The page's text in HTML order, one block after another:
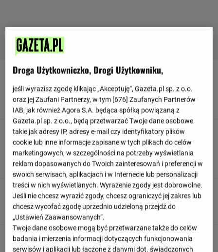
90+ 9'
Dobra próbę wykonuje Archie Gray. Skierował piłkę na
bramkę, ale bramkarz broni.
90+ 9'
Xavi Simons stwarza okazję do zdobycia bramki dla
swojego kolegi z drużyny.
90+ 8'
Joao Palhinha zmniejsza presję wybijając piłkę.
90+ 8'
Droga Użytkowniczko, Drogi Użytkowniku,
jeśli wyrazisz zgodę klikając „Akceptuję”, Gazeta.pl sp. z o.o.
oraz jej Zaufani Partnerzy, w tym [676] Zaufanych Partnerów
IAB, jak również Agora S.A. będąca spółką powiązaną z
Gazeta.pl sp. z o.o., będą przetwarzać Twoje dane osobowe
takie jak adresy IP, adresy e-mail czy identyfikatory plików
cookie lub inne informacje zapisane w tych plikach do celów
marketingowych, w szczególności na potrzeby wyświetlania
reklam dopasowanych do Twoich zainteresowań i preferencji w
swoich serwisach, aplikacjach i w Internecie lub personalizacji
treści w nich wyświetlanych. Wyrażenie zgody jest dobrowolne.
Jeśli nie chcesz wyrazić zgody, chcesz ograniczyć jej zakres lub
chcesz wycofać zgodę uprzednio udzieloną przejdź do
„Ustawień Zaawansowanych”.
Twoje dane osobowe mogą być przetwarzane także do celów
badania i mierzenia informacji dotyczących funkcjonowania
serwisów i aplikacji lub łączone z danymi dot. świadczonych